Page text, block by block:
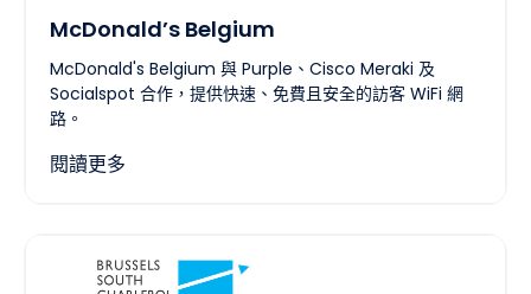
McDonald’s Belgium
McDonald's Belgium 與 Purple、Cisco Meraki 及
Socialspot 合作，提供快速、免費且安全的訪客 WiFi 網
路。
閱讀更多